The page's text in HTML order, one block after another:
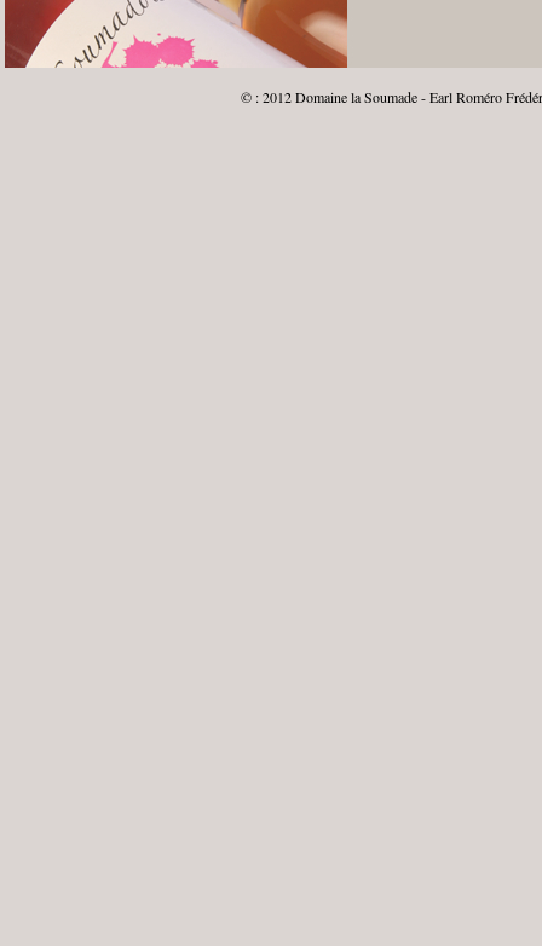
© : 2012 Domaine la Soumade - Earl Roméro